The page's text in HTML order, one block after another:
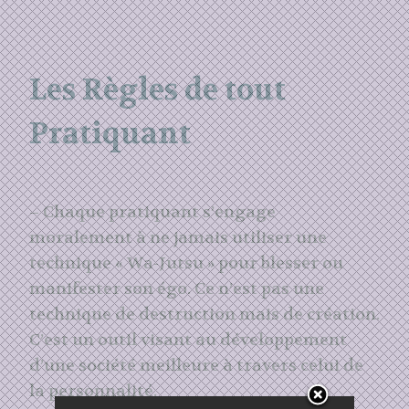
Les Règles de tout
Pratiquant
– Chaque pratiquant s’engage
moralement à ne jamais utiliser une
technique « Wa-Jutsu » pour blesser ou
manifester son égo. Ce n’est pas une
technique de destruction mais de création.
C’est un outil visant au développement
d’une société meilleure à travers celui de
la personnalité.